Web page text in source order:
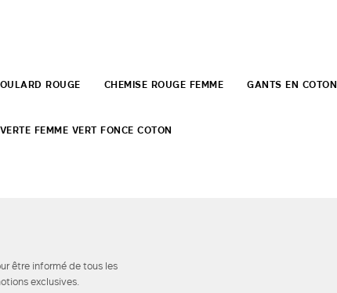
ROUGE CHEMISE ROUGE FEMME GANTS EN COTON
VERTE FEMME VERT FONCE COTON
être informé de tous les
exclusives.